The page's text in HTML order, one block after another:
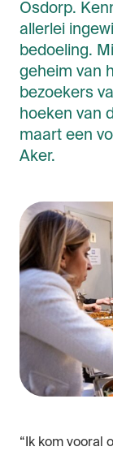
Osdorp.
allerlei
bedoeling.
geheim van
bezoekers
hoeken van
maart een
Aker.
“Ik kom vooral